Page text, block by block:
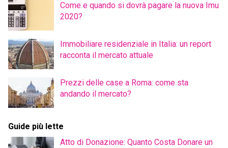
Come e quando si dovrà pagare la nuova Imu
2020?
Immobiliare residenziale in Italia: un report
racconta il mercato attuale
Prezzi delle case a Roma: come sta
andando il mercato?
Guide più lette
Atto di Donazione: Quanto Costa Donare un